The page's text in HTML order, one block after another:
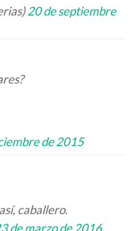
20 de septiembre
de 2015
caballero.
de marzo de 2016